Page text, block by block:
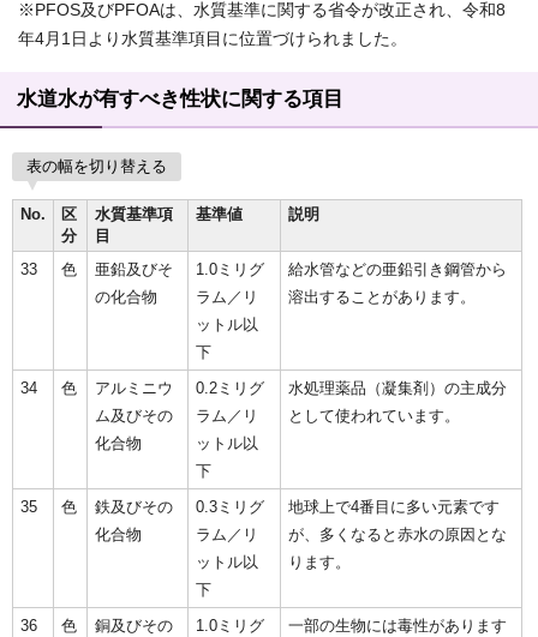
※PFOS及びPFOAは、水質基準に関する省令が改正され、令和8
年4月1日より水質基準項目に位置づけられました。
水道水が有すべき性状に関する項目
表の幅を切り替える
No.
区
分
水質基準項
目
基準値 説明
33 色
亜鉛及びそ
の化合物
1.0ミリグ
ラム／リ
ットル以
下
給水管などの亜鉛引き鋼管から
溶出することがあります。
34 色
アルミニウ
ム及びその
化合物
0.2ミリグ
ラム／リ
ットル以
下
水処理薬品（凝集剤）の主成分
として使われています。
35 色
鉄及びその
化合物
0.3ミリグ
ラム／リ
ットル以
下
地球上で4番目に多い元素です
が、多くなると赤水の原因とな
ります。
36 色
銅及びその
1.0ミリグ
一部の生物には毒性があります